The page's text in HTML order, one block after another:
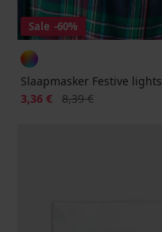
Sale -60%
Slaapmasker Festive lights
Korting
3,36 € Oorspronkelijke prijs
8,39 €